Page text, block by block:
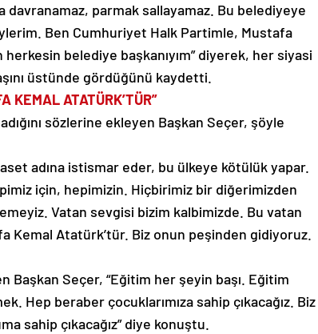
davranamaz, parmak sallayamaz. Bu belediyeye
Ben Cumhuriyet Halk Partimle, Mustafa
belediye başkanıyım” diyerek, her siyasi
üstünde gördüğünü kaydetti.
KEMAL ATATÜRK’TÜR”
sözlerine ekleyen Başkan Seçer, şöyle
adına istismar eder, bu ülkeye kötülük yapar.
için, hepimizin. Hiçbirimiz bir diğerimizden
Vatan sevgisi bizim kalbimizde. Bu vatan
Kemal Atatürk’tür. Biz onun peşinden gidiyoruz.
Başkan Seçer, “Eğitim her şeyin başı. Eğitim
Hep beraber çocuklarımıza sahip çıkacağız. Biz
sahip çıkacağız” diye konuştu.